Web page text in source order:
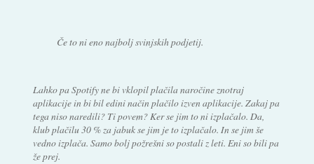
Če to ni eno najbolj svinjskih podjetij.
Lahko pa Spotify ne bi vklopil plačila naročine znotraj
aplikacije in bi bil edini način plačilo izven aplikacije. Zakaj pa
tega niso naredili? Ti povem? Ker se jim to ni izplačalo. Da,
klub plačilu 30 % za jabuk se jim je to izplačalo. In se jim še
vedno izplača. Samo bolj požrešni so postali z leti. Eni so bili pa
že prej.